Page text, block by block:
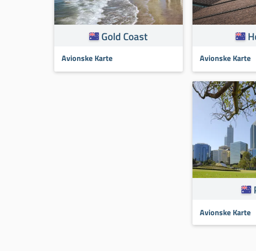
Gold Coast
Avionske Karte Avionske Karte
Avionske Karte